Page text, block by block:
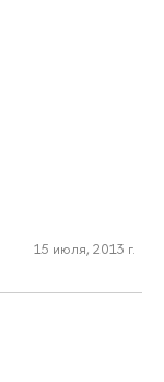
15 июля, 2013 г.